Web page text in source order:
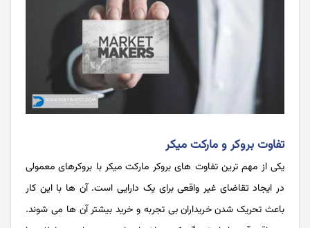
تفاوت بروکر و مارکت میکر
یکی از مهم ترین تفاوت های بروکر مارکت میکر با بروکرهای معمولی
در ایجاد تقاضای غیر واقعی برای یک دارایی است. آن ها با این کار
باعث تحریک شدن خریداران بی ‌تجربه و خرید بیشتر آن‌ ها می ‌شوند.